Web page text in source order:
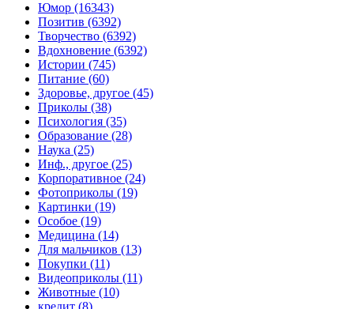
Юмор (16343)
Позитив (6392)
Творчество (6392)
Вдохновение (6392)
Истории (745)
Питание (60)
Здоровье, другое (45)
Приколы (38)
Психология (35)
Образование (28)
Наука (25)
Инф., другое (25)
Корпоративное (24)
Фотоприколы (19)
Картинки (19)
Особое (19)
Медицина (14)
Для мальчиков (13)
Покупки (11)
Видеоприколы (11)
Животные (10)
кредит (8)